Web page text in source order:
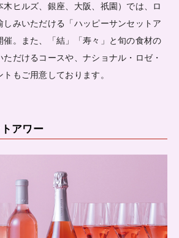
ヒルズ、銀座、大阪、祇園）では、ロ
しみいただける「ハッピーサンセットア
催。また、「結」「寿々」と旬の食材の
だけるコースや、ナショナル・ロゼ・
もご用意しております。
アワー